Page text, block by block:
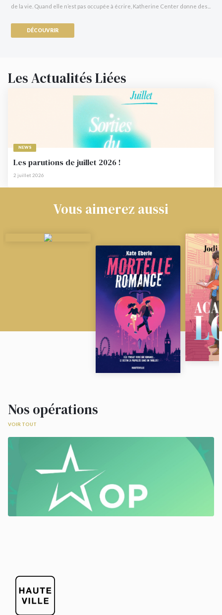
de la vie. Quand elle n’est pas occupée à écrire, Katherine Center donne des...
DÉCOUVRIR
Les Actualités Liées
NEWS
Les parutions de juillet 2026 !
2 juillet 2026
Vous aimerez aussi
Nos opérations
VOIR TOUT